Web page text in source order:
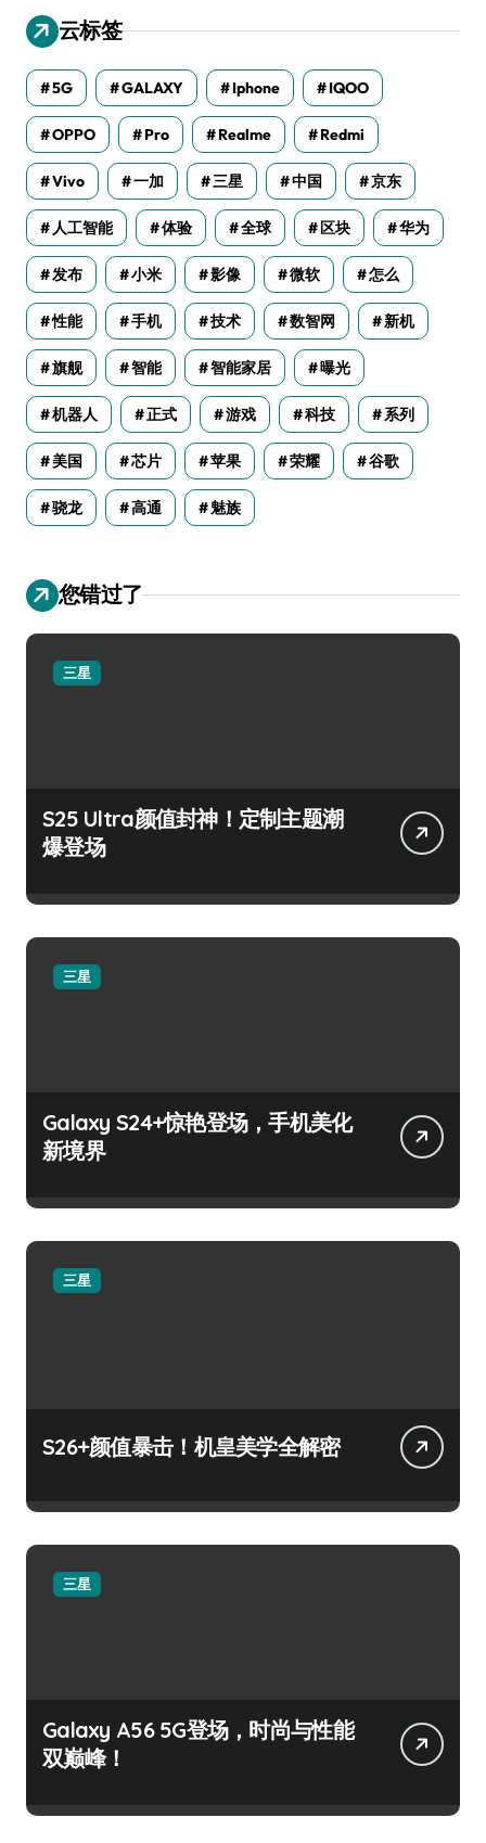
云标签
5G GALAXY Iphone IQOO
OPPO Pro Realme Redmi
Vivo 一加 三星 中国 京东
人工智能 体验 全球 区块 华为
发布 小米 影像 微软 怎么
性能 手机 技术 数智网 新机
旗舰 智能 智能家居 曝光
机器人 正式 游戏 科技 系列
美国 芯片 苹果 荣耀 谷歌
骁龙 高通 魅族
您错过了
三星
S25 Ultra颜值封神！定制主题潮
爆登场
三星
Galaxy S24+惊艳登场，手机美化
新境界
三星
S26+颜值暴击！机皇美学全解密
三星
Galaxy A56 5G登场，时尚与性能
双巅峰！